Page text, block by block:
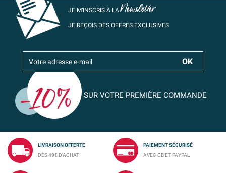
JE M’INSCRIS À LANewsletter
JE REÇOIS DES OFFRES EXCLUSIVES
SUR VOTRE PREMIÈRE COMMANDE
LIVRAISON OFFERTE
DÈS 49€ D'ACHAT
PAIEMENT SÉCURISÉ
AVEC CB ET PAYPAL